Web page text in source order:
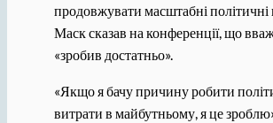
продовжувати масштабні політичні
Маск сказав на конференції, що
«зробив достатньо».
«Якщо я бачу причину робити
витрати в майбутньому, я це